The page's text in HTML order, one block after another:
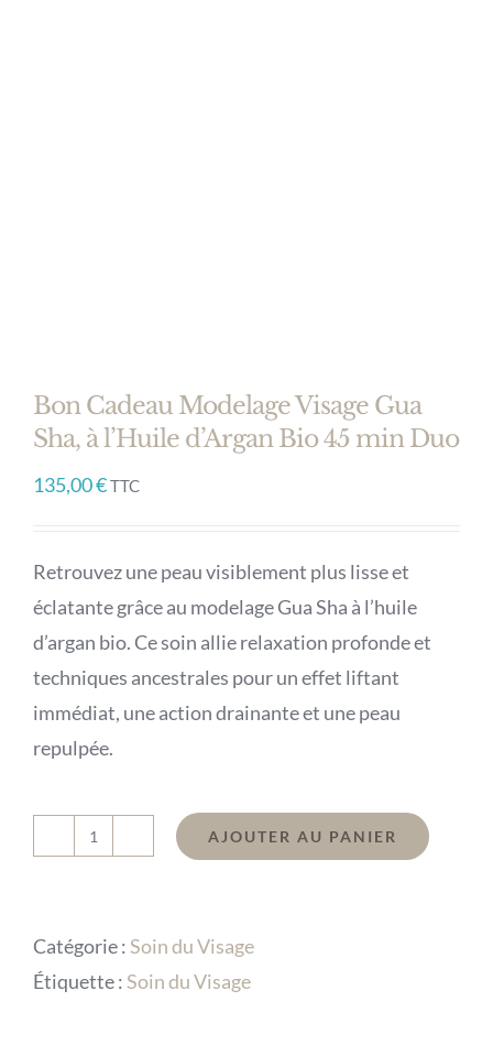
Bon Cadeau Modelage Visage Gua
Sha, à l’Huile d’Argan Bio 45 min Duo
135,00€TTC
Retrouvez une peau visiblement plus lisse et
éclatante grâce au modelage Gua Sha à l’huile
d’argan bio. Ce soin allie relaxation profonde et
techniques ancestrales pour un effet liftant
immédiat, une action drainante et une peau
repulpée.
quantité
Cadeau
Modelage
AJOUTER AU PANIER
Catégorie :Soin du Visage
Étiquette :Soin du Visage